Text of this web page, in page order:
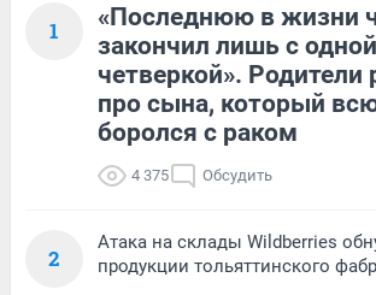
1
«Последнюю в жизни
закончил лишь с одной
четверкой». Родители
про сына, который
боролся с раком
4 375 Обсудить
2
Атака на склады Wildberries
продукции тольяттинского